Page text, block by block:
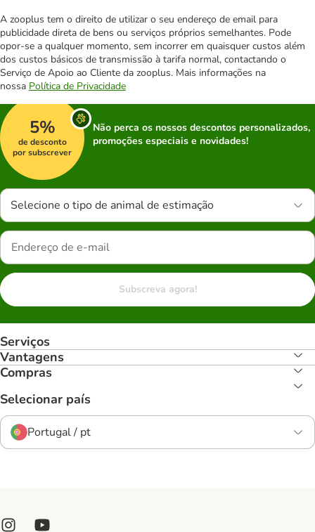
A zooplus tem o direito de utilizar o seu endereço de email para
publicidade direta de bens ou serviços próprios semelhantes. Pode
opor-se a qualquer momento, sem incorrer em quaisquer custos além
dos custos básicos de transmissão à tarifa normal, contactando o
Serviço de Apoio ao Cliente da zooplus. Mais informações na
nossa Política de Privacidade
5%
de desconto
por subscrever
Não perca os nossos descontos personalizados,
promoções especiais e novidades!
Selecione o tipo de animal de estimação
Subscreva agora!
Serviços
Vantagens
Compras
Selecionar país
Portugal / pt